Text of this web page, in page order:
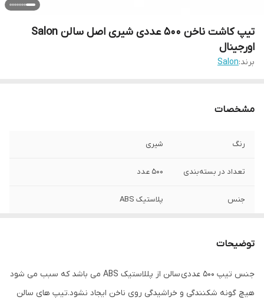
تیپ کاشت ناخن 500 عددی شیری اصل سالن Salon
اورجینال
برند:Salon
مشخصات
رنگ شیری
تعداد در بسته‌بندی 500 عدد
جنس پلاستیک ABS
توضیحات
جنس تیپ 500 عددی سالن از پللاستیک ABS می باشد که سبب می شود
هیچ گونه شکنندگی و خراشیدگی روی ناخن ایجاد نشود.تیپ های سالن